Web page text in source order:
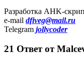
Разработка AHK-
e-mail dfiveg@mail.ru
Telegram jollycoder
21 Ответ от